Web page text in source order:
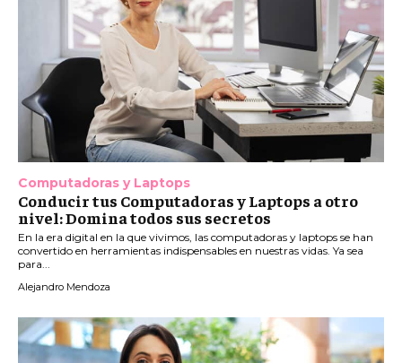
Computadoras y Laptops
Conducir tus Computadoras y Laptops a otro
nivel: Domina todos sus secretos
En la era digital en la que vivimos, las computadoras y laptops se han
convertido en herramientas indispensables en nuestras vidas. Ya sea
para...
Alejandro Mendoza